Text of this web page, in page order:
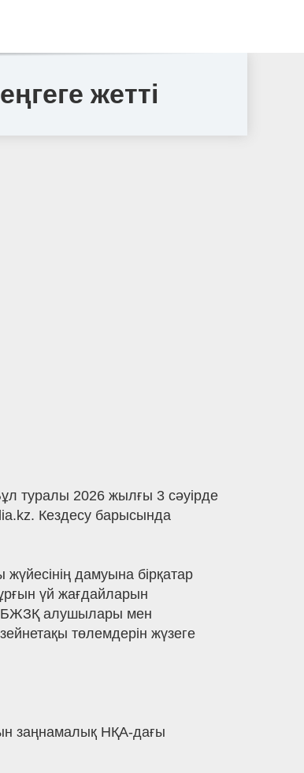
жетті
туралы 2026 жылғы 3 сәуірде
Кездесу барысында
дамуына бірқатар
үй жағдайларын
БЖЗҚ алушылары мен
төлемдерін жүзеге
заңнамалық НҚА-дағы